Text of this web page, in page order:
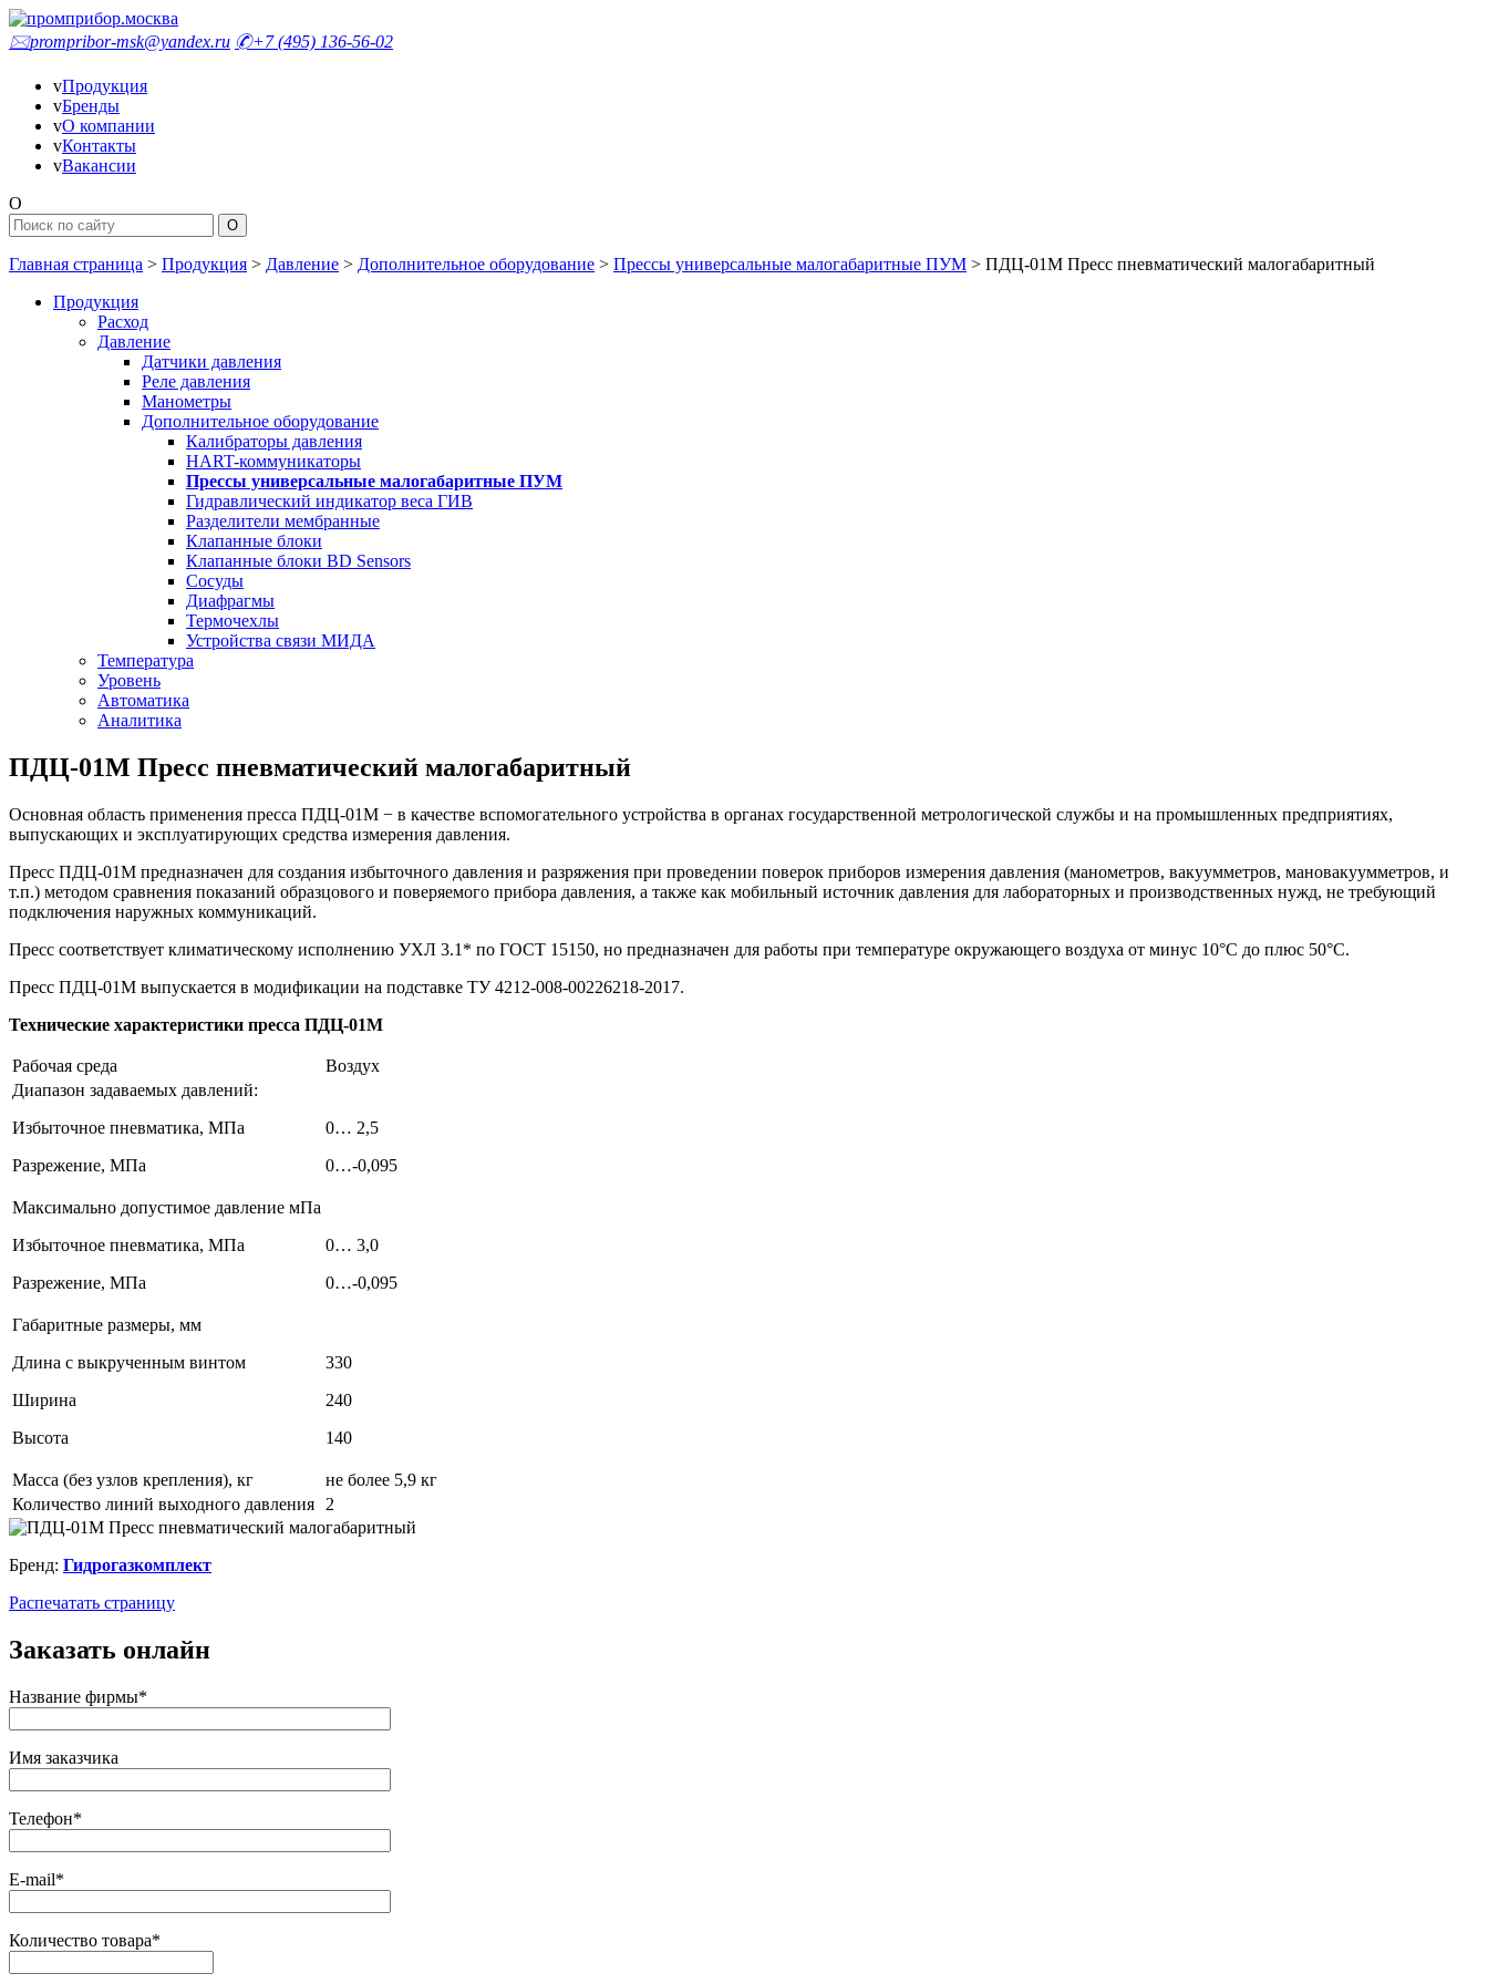
🖂prompribor-msk@yandex.ru ✆+7 (495) 136-56-02
vПродукция
vБренды
vО компании
vКонтакты
vВакансии
O
Главная страница > Продукция > Давление > Дополнительное оборудование > Прессы универсальные малогабаритные ПУМ > ПДЦ-01М Пресс пневматический малогабаритный
Продукция
Расход
Давление
Датчики давления
Реле давления
Манометры
Дополнительное оборудование
Калибраторы давления
HART-коммуникаторы
Прессы универсальные малогабаритные ПУМ
Гидравлический индикатор веса ГИВ
Разделители мембранные
Клапанные блоки
Клапанные блоки BD Sensors
Сосуды
Диафрагмы
Термочехлы
Устройства связи МИДА
Температура
Уровень
Автоматика
Аналитика
ПДЦ-01М Пресс пневматический малогабаритный
Основная область применения пресса ПДЦ-01М − в качестве вспомогательного устройства в органах государственной метрологической службы и на промышленных предприятиях,
выпускающих и эксплуатирующих средства измерения давления.
Пресс ПДЦ-01М предназначен для создания избыточного давления и разряжения при проведении поверок приборов измерения давления (манометров, вакуумметров, мановакуумметров, и
т.п.) методом сравнения показаний образцового и поверяемого прибора давления, а также как мобильный источник давления для лабораторных и производственных нужд, не требующий
подключения наружных коммуникаций.
Пресс соответствует климатическому исполнению УХЛ 3.1* по ГОСТ 15150, но предназначен для работы при температуре окружающего воздуха от минус 10°С до плюс 50°С.
Пресс ПДЦ-01М выпускается в модификации на подставке ТУ 4212-008-00226218-2017.
Технические характеристики пресса ПДЦ-01М
Рабочая среда
Воздух
Диапазон задаваемых давлений:
Избыточное пневматика, МПа
Разрежение, МПа
0… 2,5
0…-0,095
Максимально допустимое давление мПа
Избыточное пневматика, МПа
Разрежение, МПа
0… 3,0
0…-0,095
Габаритные размеры, мм
Длина с выкрученным винтом
Ширина
Высота
330
240
140
Масса (без узлов крепления), кг
не более 5,9 кг
Количество линий выходного давления
2
Бренд: Гидрогазкомплект
Распечатать страницу
Заказать онлайн
Название фирмы*
Имя заказчика
Телефон*
E-mail*
Количество товара*